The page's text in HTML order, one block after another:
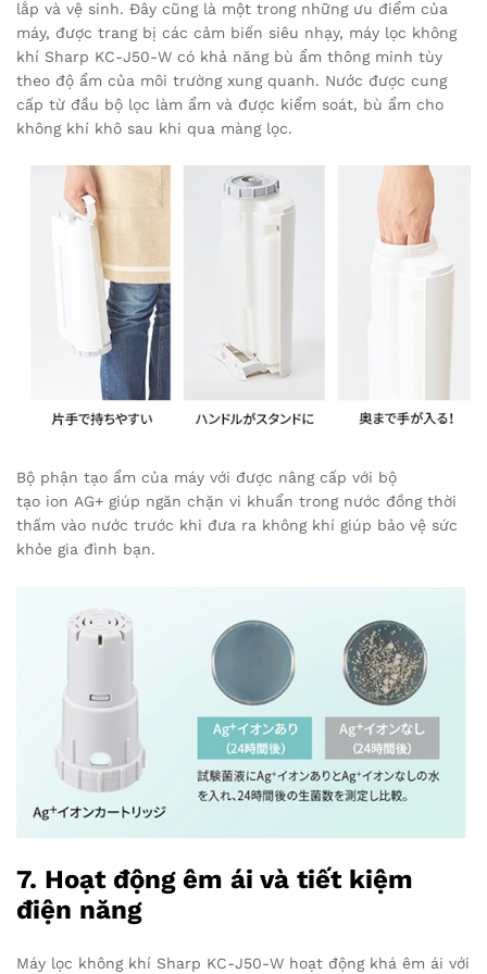
lắp và vệ sinh. Đây cũng là một trong những ưu điểm của
máy, được trang bị các cảm biến siêu nhạy, máy lọc không
khí Sharp KC-J50-W có khả năng bù ẩm thông minh tùy
theo độ ẩm của môi trường xung quanh. Nước được cung
cấp từ đầu bộ lọc làm ẩm và được kiểm soát, bù ẩm cho
không khí khô sau khi qua màng lọc.
Bộ phận tạo ẩm của máy với được nâng cấp với bộ
tạo ion AG+ giúp ngăn chặn vi khuẩn trong nước đồng thời
thấm vào nước trước khi đưa ra không khí giúp bảo vệ sức
khỏe gia đình bạn.
7. Hoạt động êm ái và tiết kiệm
điện năng
Máy lọc không khí Sharp KC-J50-W hoạt động khá êm ái với